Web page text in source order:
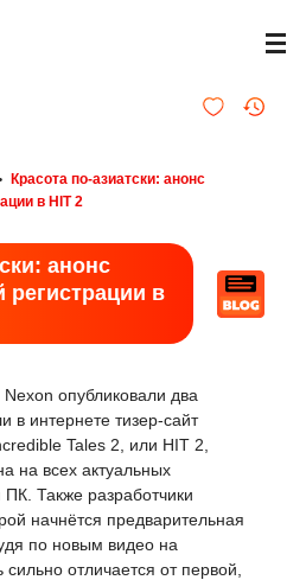
Красота по-азиатски: анонс
в HIT 2
анонс
регистрации в
опубликовали два
в интернете тизер-сайт
Tales 2, или HIT 2,
на всех актуальных
Также разработчики
начнётся предварительная
по новым видео на
отличается от первой,